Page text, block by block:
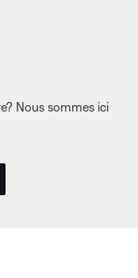
Nous sommes ici